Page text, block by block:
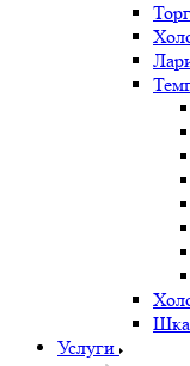
Услуги